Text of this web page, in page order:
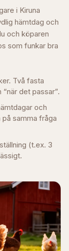
i Kiruna
hämtdag och
och köparen
som funkar bra
Två fasta
det passar”.
och
samma fråga
(t.ex. 3